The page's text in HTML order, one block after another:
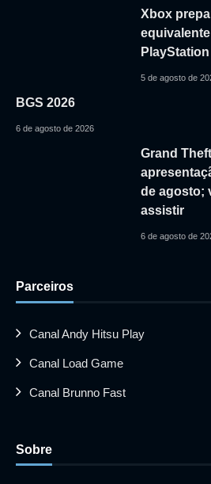
Xbox
5 de agosto de
BGS 2026
6 de agosto de 2026
Grand
de agosto;
assistir
6 de agosto de
Parceiros
Canal Andy Hitsu Play
Canal Load Game
Canal Brunno Fast
Sobre